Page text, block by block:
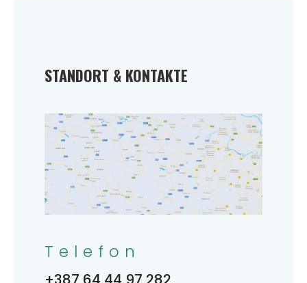
STANDORT & KONTAKTE
Telefon